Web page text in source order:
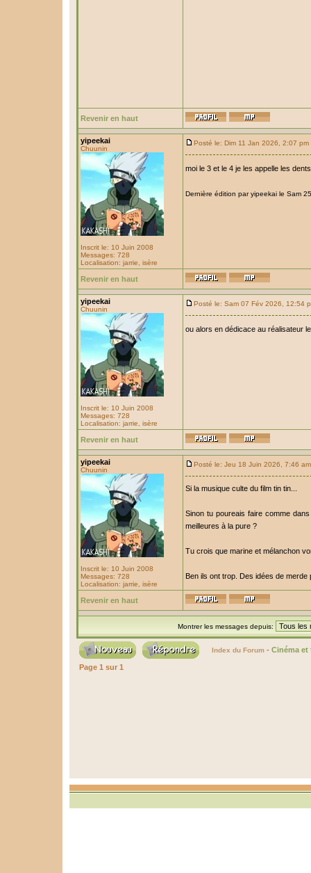
Revenir en haut
yipeekai
Chuunin
Inscrit le: 10 Juin 2008
Messages: 728
Localisation: jarrie, isère
Posté le: Dim 11 Jan 2026, 2:07 pm
moi le 3 et le 4 je les appelle les
Dernière édition par yipeekai le Sam
Revenir en haut
yipeekai
Chuunin
Inscrit le: 10 Juin 2008
Messages: 728
Localisation: jarrie, isère
Posté le: Sam 07 Fév 2026, 12:54
ou alors en dédicace au réalisateur
Revenir en haut
yipeekai
Chuunin
Inscrit le: 10 Juin 2008
Messages: 728
Localisation: jarrie, isère
Posté le: Jeu 18 Juin 2026, 7:46 am
Si la musique culte du film tin tin...
Sinon tu poureais faire comme
meilleures à la pure ?
Tu crois que marine et mélanchon
Ben ils ont trop. Des idées de merde
Revenir en haut
Montrer les messages depuis:
Index du Forum - Cinéma et
Page 1 sur 1